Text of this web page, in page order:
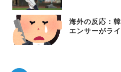
海外の反応：
エンサーがラ